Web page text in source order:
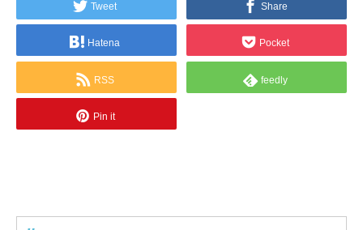
Tweet Share
Hatena Pocket
RSS feedly
Pin it